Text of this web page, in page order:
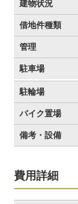
建物状況
借地件種類
管理
駐車場
駐輪場
バイク置場
備考・設備
費用詳細